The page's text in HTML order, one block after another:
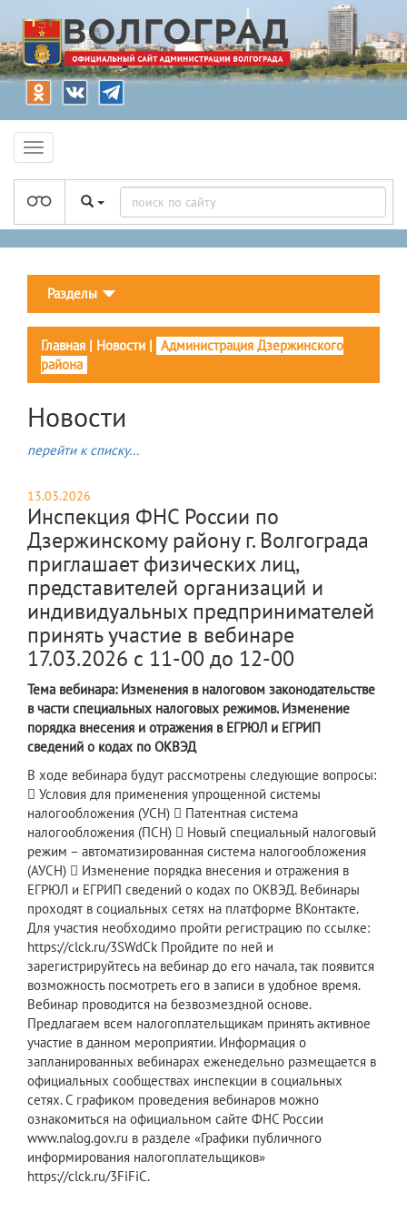
Разделы
Главная | Новости | Администрация Дзержинского
района
Новости
перейти к списку...
13.03.2026
Инспекция ФНС России по
Дзержинскому району г. Волгограда
приглашает физических лиц,
представителей организаций и
индивидуальных предпринимателей
принять участие в вебинаре
17.03.2026 с 11-00 до 12-00
Тема вебинара: Изменения в налоговом законодательстве
в части специальных налоговых режимов. Изменение
порядка внесения и отражения в ЕГРЮЛ и ЕГРИП
сведений о кодах по ОКВЭД
В ходе вебинара будут рассмотрены следующие вопросы:
 Условия для применения упрощенной системы
налогообложения (УСН)  Патентная система
налогообложения (ПСН)  Новый специальный налоговый
режим – автоматизированная система налогообложения
(АУСН)  Изменение порядка внесения и отражения в
ЕГРЮЛ и ЕГРИП сведений о кодах по ОКВЭД. Вебинары
проходят в социальных сетях на платформе ВКонтакте.
Для участия необходимо пройти регистрацию по ссылке:
https://clck.ru/3SWdCk Пройдите по ней и
зарегистрируйтесь на вебинар до его начала, так появится
возможность посмотреть его в записи в удобное время.
Вебинар проводится на безвозмездной основе.
Предлагаем всем налогоплательщикам принять активное
участие в данном мероприятии. Информация о
запланированных вебинарах еженедельно размещается в
официальных сообществах инспекции в социальных
сетях. С графиком проведения вебинаров можно
ознакомиться на официальном сайте ФНС России
www.nalog.gov.ru в разделе «Графики публичного
информирования налогоплательщиков»
https://clck.ru/3FiFiC.